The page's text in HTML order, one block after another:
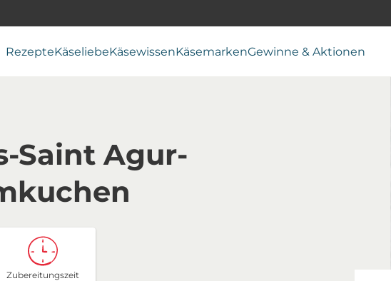
RezepteKäseliebeKäsewissenKäsemarkenGewinne & Aktionen
Saint Agur-
Zubereitungszeit